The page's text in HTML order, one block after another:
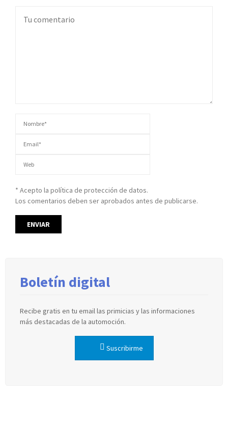
* Acepto la política de protección de datos.
Los comentarios deben ser aprobados antes de publicarse.
Boletín digital
Recibe gratis en tu email las primicias y las informaciones
más destacadas de la automoción.
Suscribirme